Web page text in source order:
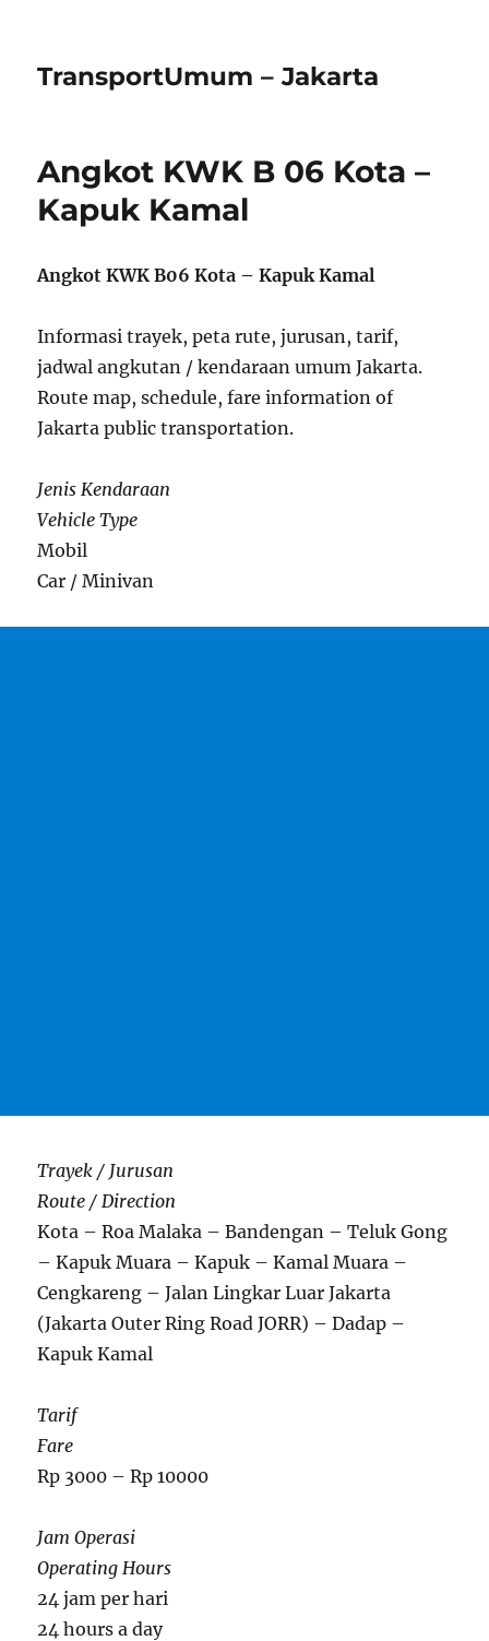
TransportUmum – Jakarta
Angkot KWK B 06 Kota –
Kapuk Kamal
Angkot KWK B06 Kota – Kapuk Kamal
Informasi trayek, peta rute, jurusan, tarif,
jadwal angkutan / kendaraan umum Jakarta.
Route map, schedule, fare information of
Jakarta public transportation.
Jenis Kendaraan
Vehicle Type
Mobil
Car / Minivan
Trayek / Jurusan
Route / Direction
Kota – Roa Malaka – Bandengan – Teluk Gong
– Kapuk Muara – Kapuk – Kamal Muara –
Cengkareng – Jalan Lingkar Luar Jakarta
(Jakarta Outer Ring Road JORR) – Dadap –
Kapuk Kamal
Tarif
Fare
Rp 3000 – Rp 10000
Jam Operasi
Operating Hours
24 jam per hari
24 hours a day